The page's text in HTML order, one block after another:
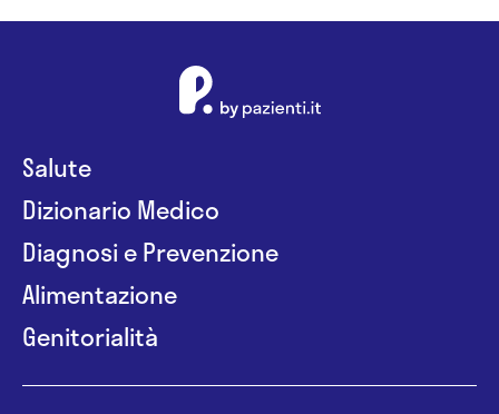
Salute
Dizionario Medico
Diagnosi e Prevenzione
Alimentazione
Genitorialità